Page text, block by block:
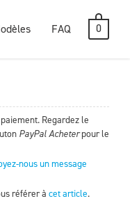
FAQ 0
Regardez le
PayPal Acheterpour le
nous un message
référer à cet article.